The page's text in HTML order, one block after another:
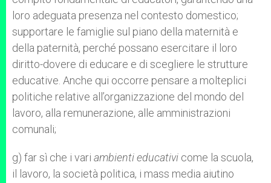
loro adeguata presenza nel contesto domestico;
supportare le famiglie sul piano della maternità e
della paternità, perché possano esercitare il loro
diritto-dovere di educare e di scegliere le strutture
educative. Anche qui occorre pensare a molteplici
politiche relative all’organizzazione del mondo del
lavoro, alla remunerazione, alle amministrazioni
comunali;
g) far sì che i vari ambienti educativi come la scuola,
il lavoro, la società politica, i mass media aiutino